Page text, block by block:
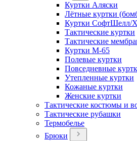
Куртки Аляски
Лётные куртки
Куртки СофтШелл/
Тактические куртки
Тактические
Куртки М-65
Полевые куртки
Повседневные
Утепленные куртки
Кожаные куртки
Женские куртки
Тактические костюмы и
Тактические рубашки
Термобелье
Брюки